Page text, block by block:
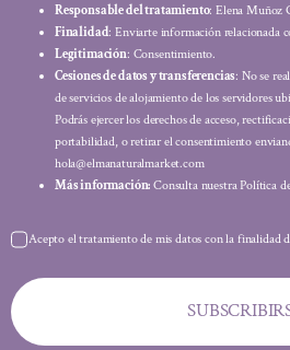
Responsable del tratamiento: Elena Muñoz
Finalidad: Enviarte información relacionada
Legitimación: Consentimiento.
Cesiones de datos y transferencias: No se
de servicios de alojamiento de los servidores
Podrás ejercer los derechos de acceso,
portabilidad, o retirar el consentimiento
hola@elmanaturalmarket.com
Más información: Consulta nuestra Política
Acepto el tratamiento de mis datos con la finalidad